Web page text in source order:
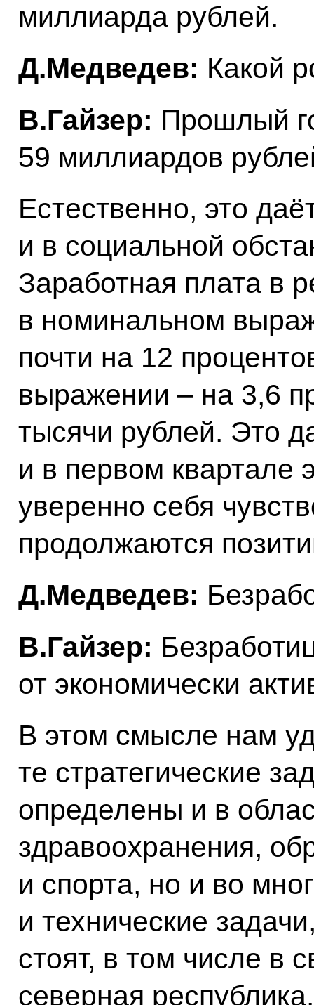
миллиарда рублей.
Д.Медведев: Какой
В.Гайзер: Прошлый
59 миллиардов
Естественно, это
и в социальной
Заработная плата в
в номинальном
почти на 12
выражении – на 3,6
тысячи рублей. Это
и в первом квартале
уверенно себя
продолжаются
Д.Медведев:
В.Гайзер:
от экономически
В этом смысле нам
те стратегические
определены и в
здравоохранения,
и спорта, но и во
и технические
стоят, в том числе в
северная республика.